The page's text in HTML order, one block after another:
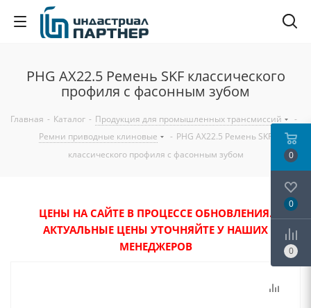
PHG AX22.5 Ремень SKF классического
профиля с фасонным зубом
Главная - Каталог - Продукция для промышленных трансмиссий
-
Ремни приводные клиновые
- PHG AX22.5 Ремень SKF
классического профиля с фасонным зубом
ЦЕНЫ НА САЙТЕ В ПРОЦЕССЕ ОБНОВЛЕНИЯ.
АКТУАЛЬНЫЕ ЦЕНЫ УТОЧНЯЙТЕ У НАШИХ
МЕНЕДЖЕРОВ
0
0
0